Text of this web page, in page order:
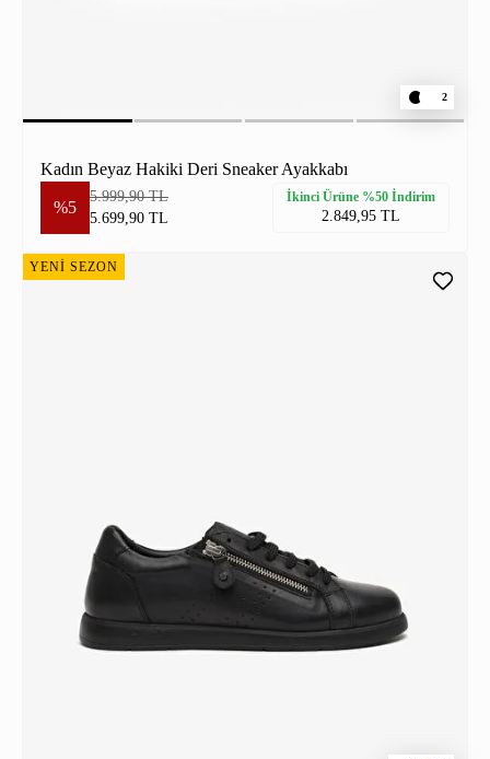
2
Kadın Beyaz Hakiki Deri Sneaker Ayakkabı
%5
5.999,90 TL
5.699,90 TL
İkinci Ürüne %50 İndirim
2.849,95 TL
YENİ SEZON